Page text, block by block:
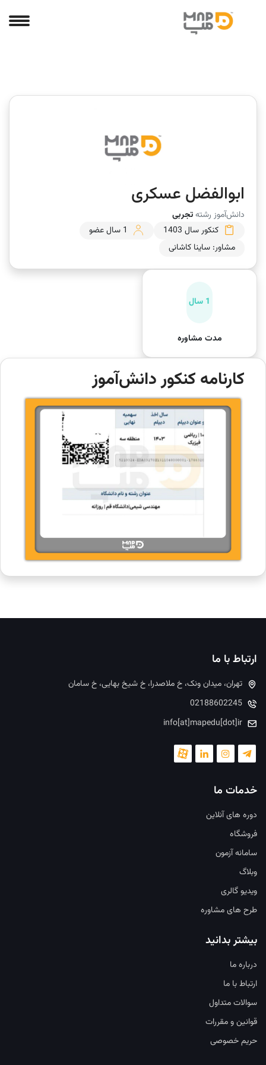
ابوالفضل عسکری
دانش‌آموز رشتهتجربی
کنکور سال 1403
1 سال عضو
مشاور: ساینا کاشانی
1 سال
مدت مشاوره
کارنامه کنکور دانش‌آموز
ارتباط با ما
تهران، میدان ونک، خ ملاصدرا، خ شیخ بهایی، خ سامان
02188602245
info[at]mapedu[dot]ir
خدمات ما
دوره های آنلاین
فروشگاه
سامانه آزمون
وبلاگ
ویدیو گالری
طرح های مشاوره
بیشتر بدانید
درباره ما
ارتباط با ما
سوالات متداول
قوانین و مقررات
حریم خصوصی